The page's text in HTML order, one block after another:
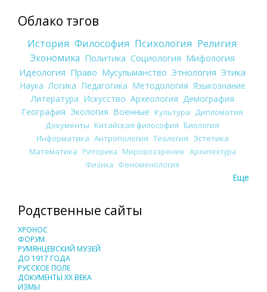
Облако тэгов
История Философия Психология Религия
Экономика Политика Социология Мифология
Идеология Право Мусульманство Этнология Этика
Наука Логика Педагогика Методология Языкознание
Литература Искусство Археология Демография
География Экология Военные Культура
Дипломатия
Документы Китайская философия Биология
Информатика Антропология Теология Эстетика
Математика Риторика Мировоззрение Архитектура
Физика Феноменология
Еще
Родственные сайты
ХРОНОС
ФОРУМ
РУМЯНЦЕВСКИЙ МУЗЕЙ
ДО 1917 ГОДА
РУССКОЕ ПОЛЕ
ДОКУМЕНТЫ XX ВЕКА
ИЗМЫ